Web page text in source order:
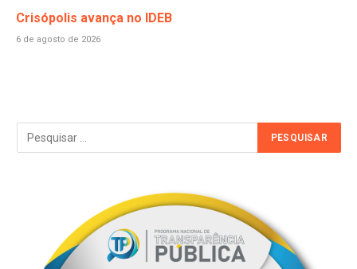
Crisópolis avança no IDEB
6 de agosto de 2026